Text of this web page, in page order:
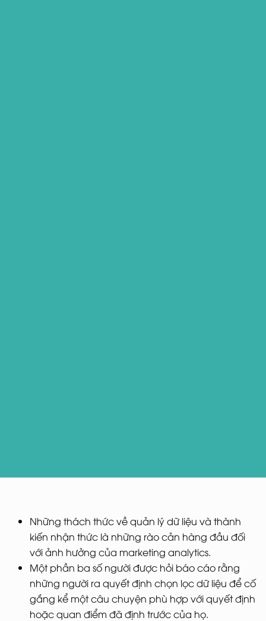
Những thách thức về quản lý dữ liệu và thành
kiến nhận thức là những rào cản hàng đầu đối
với ảnh hưởng của marketing analytics.
Một phần ba số người được hỏi báo cáo rằng
những người ra quyết định chọn lọc dữ liệu để cố
gắng kể một câu chuyện phù hợp với quyết định
hoặc quan điểm đã định trước của họ.